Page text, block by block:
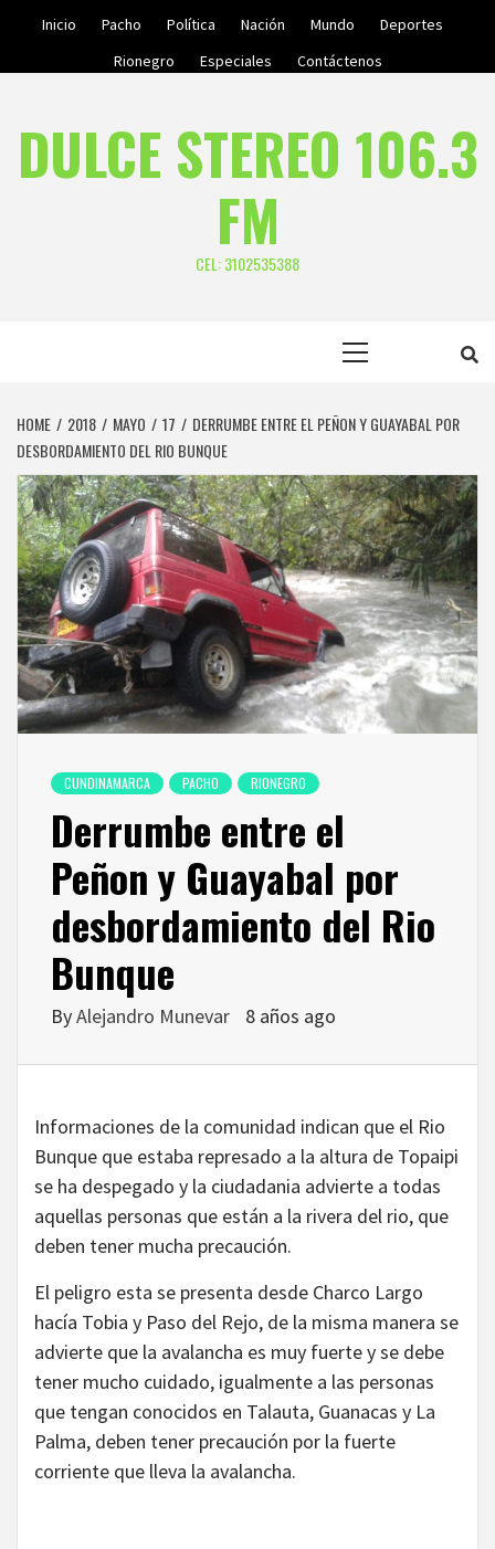
Inicio Pacho Política Nación Mundo
Deportes
Rionegro
Especiales Contáctenos
DULCE STEREO 106.3
FM
CEL: 3102535388
HOME 2018 MAYO 17
DERRUMBE ENTRE EL PEÑON Y GUAYABAL POR
DESBORDAMIENTO DEL RIO BUNQUE
CUNDINAMARCA PACHO RIONEGRO
Derrumbe entre el
Peñon y Guayabal por
desbordamiento del Rio
Bunque
ByAlejandro Munevar 8 años ago
Informaciones de la comunidad indican que el Rio
Bunque que estaba represado a la altura de Topaipi
se ha despegado y la ciudadania advierte a todas
aquellas personas que están a la rivera del rio, que
deben tener mucha precaución.
El peligro esta se presenta desde Charco Largo
hacía Tobia y Paso del Rejo, de la misma manera se
advierte que la avalancha es muy fuerte y se debe
tener mucho cuidado, igualmente a las personas
que tengan conocidos en Talauta, Guanacas y La
Palma, deben tener precaución por la fuerte
corriente que lleva la avalancha.